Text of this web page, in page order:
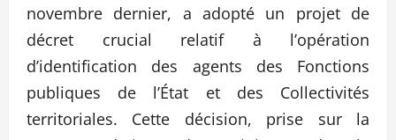
novembre dernier, a adopté un projet de
décret crucial relatif à l’opération
d’identification des agents des Fonctions
publiques de l’État et des Collectivités
territoriales. Cette décision, prise sur la